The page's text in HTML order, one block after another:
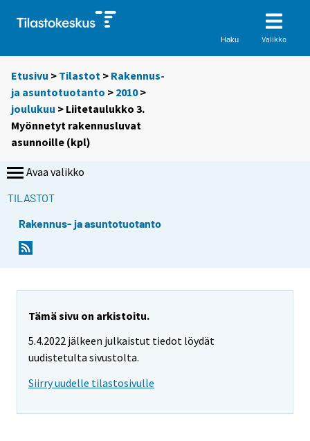
Haku Valikko
Etusivu > Tilastot > Rakennus-
ja asuntotuotanto > 2010>
joulukuu > Liitetaulukko 3.
Myönnetyt rakennusluvat
asunnoille (kpl)
Avaa valikko
TILASTOT
Rakennus- ja asuntotuotanto
Tämä sivu on arkistoitu.
5.4.2022 jälkeen julkaistut tiedot löydät
uudistetulta sivustolta.
Siirry uudelle tilastosivulle